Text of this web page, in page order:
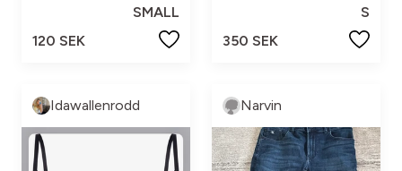
SMALL
120 SEK
S
350 SEK
Idawallenrodd Narvin